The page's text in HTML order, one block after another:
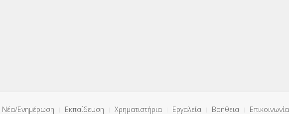
Νέα/Ενημέρωση Εκπαίδευση Χρηματιστήρια Εργαλεία Βοήθεια Επικοινωνία